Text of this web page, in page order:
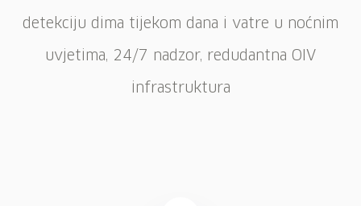
detekciju dima tijekom dana i vatre u noćnim
uvjetima, 24/7 nadzor, redudantna OIV
infrastruktura